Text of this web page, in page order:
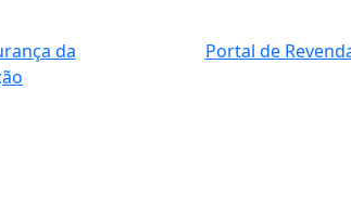
da
Portal de